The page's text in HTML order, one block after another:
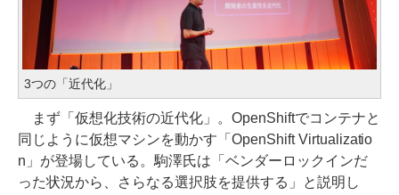
3つの「近代化」
まず「仮想化技術の近代化」。OpenShiftでコンテナと
同じように仮想マシンを動かす「OpenShift Virtualizatio
n」が登場している。駒澤氏は「ベンダーロックインだ
った状況から、さらなる選択肢を提供する」と説明し